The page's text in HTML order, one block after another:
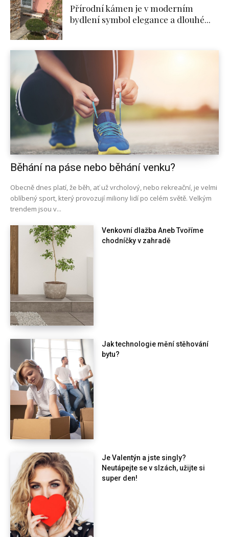
Přírodní kámen je v moderním
bydlení symbol elegance a dlouhé...
Běhání na páse nebo běhání venku?
Obecně dnes platí, že běh, ať už vrcholový, nebo rekreační, je velmi
oblíbený sport, který provozují miliony lidí po celém světě. Velkým
trendem jsou v...
Venkovní dlažba Aneb Tvoříme
chodníčky v zahradě
Jak technologie mění stěhování
bytu?
Je Valentýn a jste singly?
Neutápejte se v slzách, užijte si
super den!